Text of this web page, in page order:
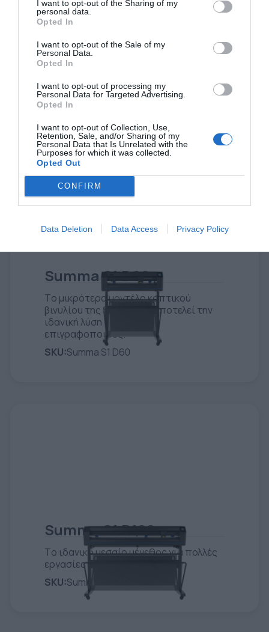
I want to opt-out of the Sharing of my
personal data.
Opted In
I want to opt-out of the Sale of my
Personal Data.
Opted In
I want to opt-out of processing my
Personal Data for Targeted Advertising.
Opted In
I want to opt-out of Collection, Use,
Retention, Sale, and/or Sharing of my
Personal Data that Is Unrelated with the
Purposes for which it was collected.
Opted Out
CONFIRM
Data Deletion Data Access Privacy Policy
αυτοκόλλητων, εντοπίζοντας αλλαγές καμπυλότητας με μεγαλύτερη
ακρίβεια από ποτέ.
Σύστημα μετάδοσης κίνησης τελευταίας τεχνολογίας
Το σύστημα μετάδοσης κίνησης S One, διασφαλίζει ότι το κοπτικό
μπορεί να δουλεύει σε υψηλές ταχύτητες, ακόμη και στις πιο δύσκολες
καμπύλες.
Summa S1 D60
Tο μικρότερο μοντέλο κοπτικού
βινυλίου της Summa και αποτελεί την
ιδανική λύση για νέους
επιγραφοποιούς.
SKU:Summa S1 D60
Summa S1 D120
Tο ιδανικό μεσαίο μέγεθος για πολλές
εργασίες κοπής.
SKU:Summa S1 D120